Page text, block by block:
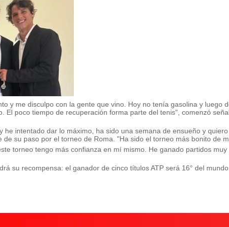
y me disculpo con la gente que vino. Hoy no tenía gasolina y luego
El poco tiempo de recuperación forma parte del tenis", comenzó
he intentado dar lo máximo, ha sido una semana de ensueño y
de su paso por el torneo de Roma. "Ha sido el torneo más bonito de
torneo tengo más confianza en mí mismo. He ganado partidos
su recompensa: el ganador de cinco títulos ATP será 16° del